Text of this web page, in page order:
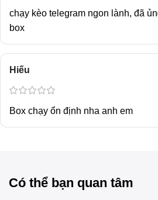
chạy kèo telegram ngon lành, đã
box
Hiếu
Box chạy ổn định nha anh em
Có thể bạn quan tâm